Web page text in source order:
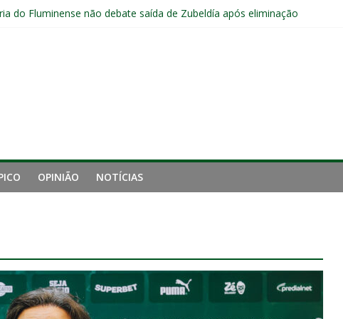
do Fluminense não debate saída de Zubeldía após eliminação
de Zubeldía e o risco de jogar o ano do Flu no lixo
sem vencer após eliminação para o Vasco
OPINIÃO NOTÍCIAS